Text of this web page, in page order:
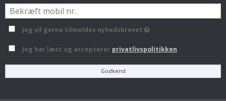
Jeg vil gerne tilmeldes nyhedsbrevet
Jeg har læst og accepterer privatlivspolitikken
Godkend